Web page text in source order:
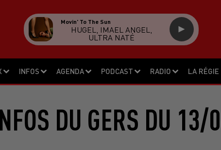
INFOS AGENDA PODCAST RADIO LA RÉGIE
Movin' To The Sun
HUGEL, IMAEL ANGEL,
ULTRA NATÉ
DU GERS DU